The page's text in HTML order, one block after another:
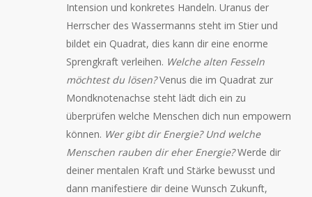
Intension und konkretes Handeln. Uranus der
Herrscher des Wassermanns steht im Stier und
bildet ein Quadrat, dies kann dir eine enorme
Sprengkraft verleihen. Welche alten Fesseln
möchtest du lösen?Venus die im Quadrat zur
Mondknotenachse steht lädt dich ein zu
überprüfen welche Menschen dich nun empowern
können. Wer gibt dir Energie? Und welche
Menschen rauben dir eher Energie?Werde dir
deiner mentalen Kraft und Stärke bewusst und
dann manifestiere dir deine Wunsch Zukunft,